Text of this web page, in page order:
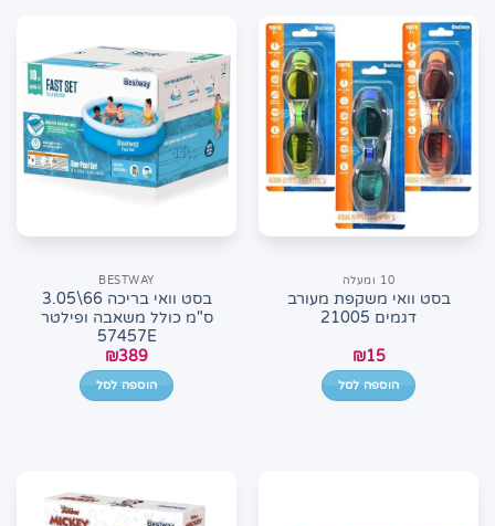
10 ומעלה
בסט וואי משקפת מעורב
דגמים 21005
₪15
הוספה לסל
BESTWAY
בסט וואי בריכה 66\3.05
ס"מ כולל משאבה ופילטר
57457E
₪389
הוספה לסל